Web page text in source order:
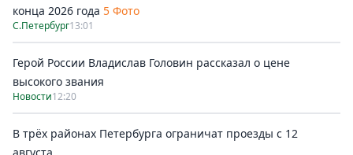
конца 2026 года 5 Фото
С.Петербург13:01
Герой России Владислав Головин рассказал о цене
высокого звания
Новости12:20
В трёх районах Петербурга ограничат проезды с 12